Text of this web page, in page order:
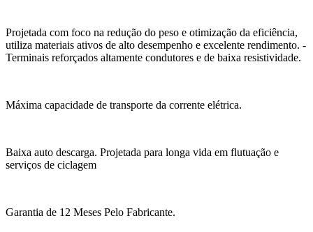
Projetada com foco na redução do peso e otimização da eficiência,
utiliza materiais ativos de alto desempenho e excelente rendimento. -
Terminais reforçados altamente condutores e de baixa resistividade.
Máxima capacidade de transporte da corrente elétrica.
Baixa auto descarga. Projetada para longa vida em flutuação e
serviços de ciclagem
Garantia de 12 Meses Pelo Fabricante.